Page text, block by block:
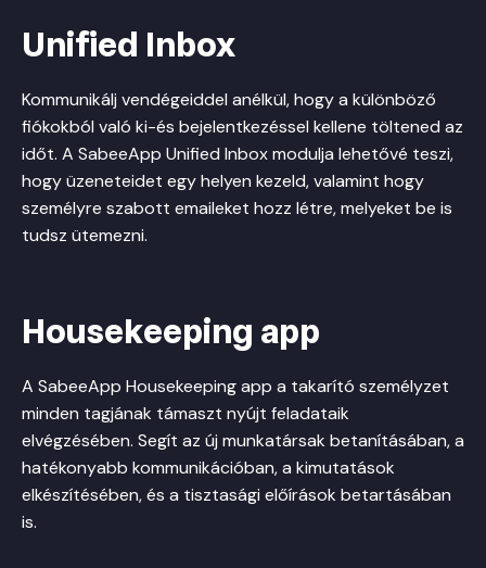
Unified Inbox
Kommunikálj vendégeiddel anélkül, hogy a különböző
fiókokból való ki-és bejelentkezéssel kellene töltened az
időt. A SabeeApp Unified Inbox modulja lehetővé teszi,
hogy üzeneteidet egy helyen kezeld, valamint hogy
személyre szabott emaileket hozz létre, melyeket be is
tudsz ütemezni.
Housekeeping app
A SabeeApp Housekeeping app a takarító személyzet
minden tagjának támaszt nyújt feladataik
elvégzésében. Segít az új munkatársak betanításában, a
hatékonyabb kommunikációban, a kimutatások
elkészítésében, és a tisztasági előírások betartásában
is.